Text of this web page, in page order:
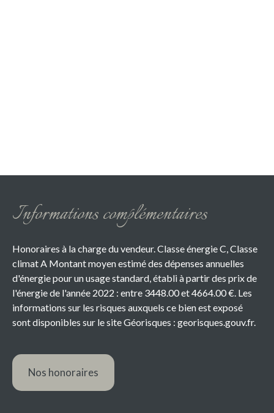
Informations complémentaires
Honoraires à la charge du vendeur. Classe énergie C, Classe
climat A Montant moyen estimé des dépenses annuelles
d'énergie pour un usage standard, établi à partir des prix de
l'énergie de l'année 2022 : entre 3448.00 et 4664.00 €. Les
informations sur les risques auxquels ce bien est exposé
sont disponibles sur le site Géorisques : georisques.gouv.fr.
Nos honoraires